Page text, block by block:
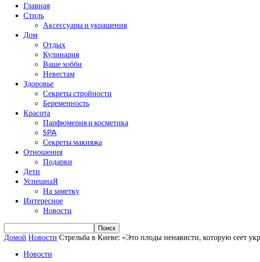
Главная
Стиль
Аксессуары и украшения
Дом
Отдых
Кулинария
Ваше хобби
Невестам
Здоровье
Секреты стройности
Беременность
Красота
Парфюмерия и косметика
SPA
Секреты макияжа
Отношения
Подарки
Дети
УспешнаЯ
На заметку
Интересное
Новости
Домой Новости Стрельба в Киеве: «Это плоды ненависти, которую сеет
Новости